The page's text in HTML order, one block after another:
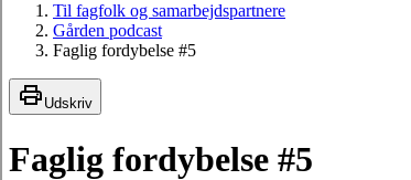
Til fagfolk og samarbejdspartnere
Gården podcast
Faglig fordybelse #5
Udskriv
Faglig fordybelse #5